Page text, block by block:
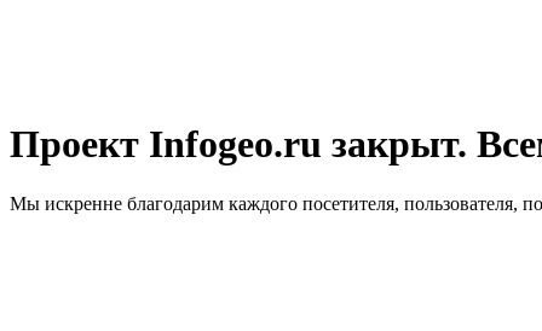
Проект Infogeo.ru закрыт.
Мы искренне благодарим каждого посетителя, пользователя,